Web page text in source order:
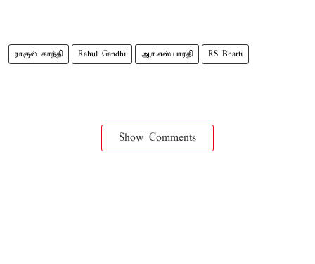
ராகுல் காந்தி Rahul Gandhi ஆர்.எஸ்.பாரதி RS Bharti
Show Comments